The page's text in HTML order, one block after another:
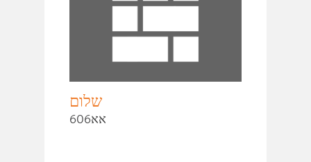
שלום
606אא